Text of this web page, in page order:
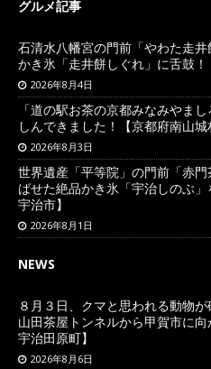
グルメ記事
石清水八幡宮の門前「やわた走
かき氷「走井餅しぐれ」に舌鼓！
2026年8月4日
「道の駅お茶の京都みなみやま
しんできました！【京都府南山城
2026年8月3日
世界遺産「平等院」の門前「赤
ばせた絶品かき氷「宇治しのぶ
宇治市】
2026年8月1日
NEWS
８月３日、クマと思われる動物
山田茶屋トンネルから甲賀市に
宇治田原町】
2026年8月6日